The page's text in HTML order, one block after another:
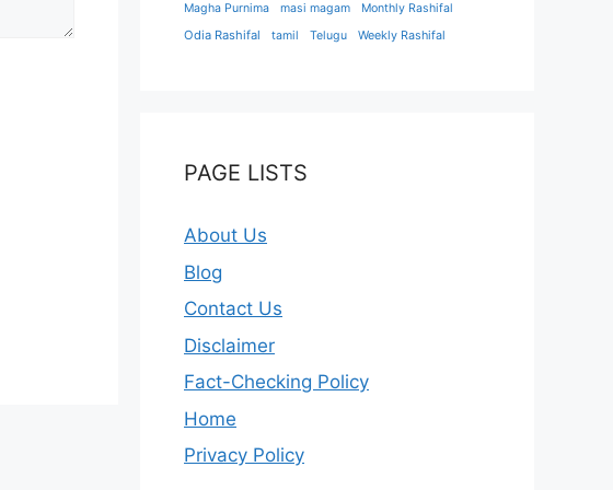
Magha Purnima masi magam Monthly Rashifal
Odia Rashifal tamil Telugu Weekly Rashifal
PAGE LISTS
About Us
Blog
Contact Us
Disclaimer
Fact-Checking Policy
Home
Privacy Policy